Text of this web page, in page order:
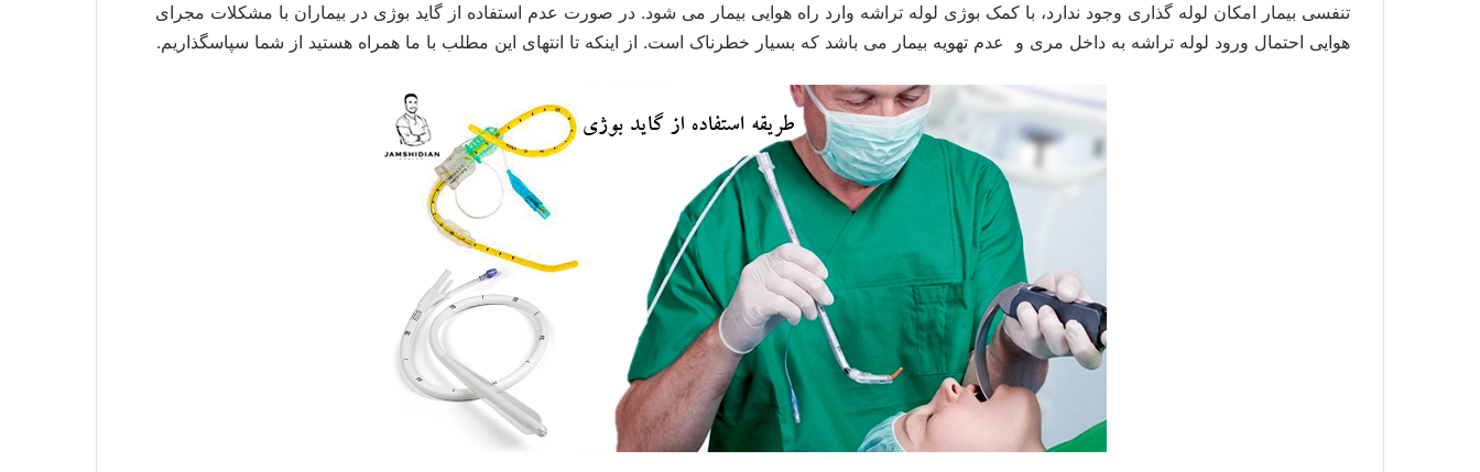
تنفسی بیمار امکان لوله گذاری وجود ندارد، با کمک بوژی لوله تراشه وارد راه هوایی بیمار می شود. در صورت عدم استفاده از گاید بوژی در بیماران با مشکلات مجرای
هوایی احتمال ورود لوله تراشه به داخل مری و عدم تهویه بیمار می باشد که بسیار خطرناک است. از اینکه تا انتهای این مطلب با ما همراه هستید از شما سپاسگذاریم.